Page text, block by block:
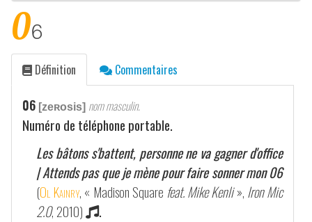
06
Définition Commentaires
06 [zeʀosis] nom masculin.
Numéro de téléphone portable.
Les bâtons s'battent, personne ne va gagner d'office
| Attends pas que je mène pour faire sonner mon 06
(Ol Kainry, « Madison Square feat. Mike Kenli», Iron Mic
2.0, 2010) .